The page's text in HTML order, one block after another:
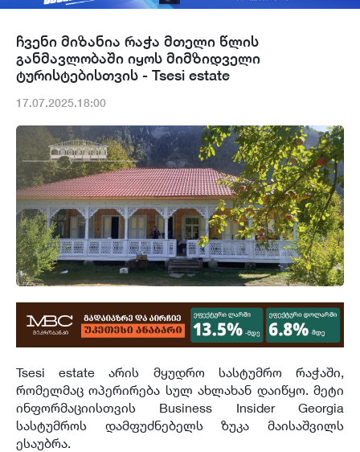
ჩვენი მიზანია რაჭა მთელი წლის
განმავლობაში იყოს მიმზიდველი
ტურისტებისთვის - Tsesi estate
17.07.2025.18:00
Tsesi estate არის მყუდრო სასტუმრო რაჭაში,
რომელმაც ოპერირება სულ ახლახან დაიწყო. მეტი
ინფორმაციისთვის Business Insider Georgia
სასტუმროს დამფუძნებელს ზუკა მაისაშვილს
ესაუბრა.